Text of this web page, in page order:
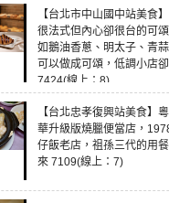
【台北市中山國中站美食
很法式但內心卻很台的可
如鵝油香蔥、明太子、青
可以做成可頌，低調小店
7424(線上：8)
【台北忠孝復興站美食】
華升級版燒臘便當店，
仔飯老店，祖孫三代的用
來 7109(線上：7)